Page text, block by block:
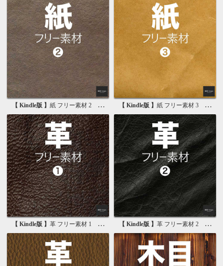
【 Kindle版 】 紙 フリー素材 2 無料で使える画像素材集 【 Kindle版 】 紙 フリー素材 3 無料で使える背景素材集
【 Kindle版 】 革 フリー素材 1 無料で使える写真素材集 【 Kindle版 】 革 フリー素材 2 無料で使える画像素材集